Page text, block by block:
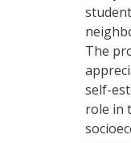
The
self-
role in